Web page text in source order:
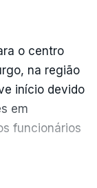
o centro
na região
início devido
em
funcionários